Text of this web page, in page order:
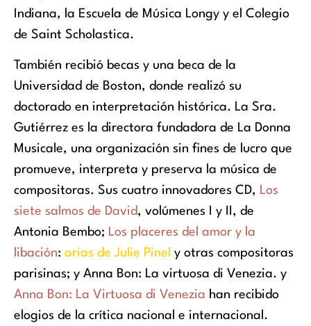
Indiana, la Escuela de Música Longy y el Colegio
de Saint Scholastica.
También recibió becas y una beca de la
Universidad de Boston, donde realizó su
doctorado en interpretación histórica. La Sra.
Gutiérrez es la directora fundadora de La Donna
Musicale, una organización sin fines de lucro que
promueve, interpreta y preserva la música de
compositoras. Sus cuatro innovadores CD, Los
siete salmos de David, volúmenes I y II, de
Antonia Bembo; Los placeres del amor y la
libación: arias de Julie Pinel y otras compositoras
parisinas; y Anna Bon: La virtuosa di Venezia. y
Anna Bon: La Virtuosa di Venezia han recibido
elogios de la crítica nacional e internacional.